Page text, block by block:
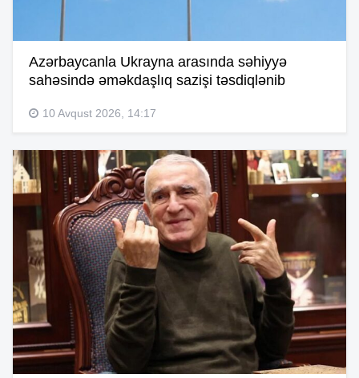
Azərbaycanla Ukrayna arasında səhiyyə
sahəsində əməkdaşlıq sazişi təsdiqlənib
10 Avqust 2026, 14:17